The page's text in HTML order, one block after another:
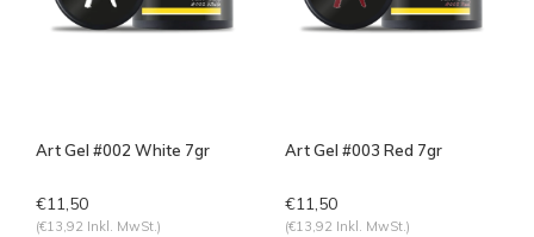
Art Gel #002 White 7gr
€11,50
(€13,92 Inkl. MwSt.)
Art Gel #003 Red 7gr
€11,50
(€13,92 Inkl. MwSt.)